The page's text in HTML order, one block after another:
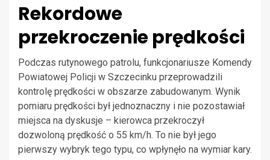
Rekordowe
przekroczenie prędkości
Podczas rutynowego patrolu, funkcjonariusze Komendy
Powiatowej Policji w Szczecinku przeprowadzili
kontrolę prędkości w obszarze zabudowanym. Wynik
pomiaru prędkości był jednoznaczny i nie pozostawiał
miejsca na dyskusje – kierowca przekroczył
dozwoloną prędkość o 55 km/h. To nie był jego
pierwszy wybryk tego typu, co wpłynęło na wymiar kary.